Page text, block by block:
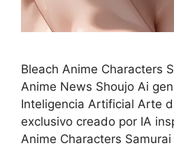
Bleach Anime Characters
Anime News Shoujo Ai
Inteligencia Artificial Arte
exclusivo creado por IA
Anime Characters